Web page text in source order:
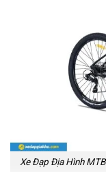
Sên (xích)
Chiều cao phù hợp
Xe Đạp Địa Hình